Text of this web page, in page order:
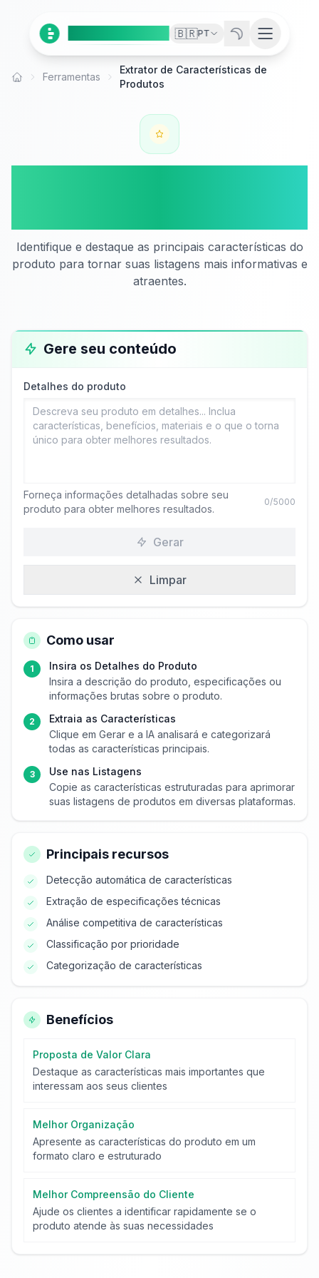
🇧🇷PT
Início Ferramentas
Extrator de Características de
Produtos
Identifique e destaque as principais características do
produto para tornar suas listagens mais informativas e
atraentes.
Gere seu conteúdo
Detalhes do produto
Forneça informações detalhadas sobre seu
produto para obter melhores resultados.
0/5000
Gerar
Limpar
Como usar
1
Insira os Detalhes do Produto
Insira a descrição do produto, especificações ou
informações brutas sobre o produto.
2
Extraia as Características
Clique em Gerar e a IA analisará e categorizará
todas as características principais.
3
Use nas Listagens
Copie as características estruturadas para aprimorar
suas listagens de produtos em diversas plataformas.
Principais recursos
Detecção automática de características
Extração de especificações técnicas
Análise competitiva de características
Classificação por prioridade
Categorização de características
Benefícios
Proposta de Valor Clara
Destaque as características mais importantes que
interessam aos seus clientes
Melhor Organização
Apresente as características do produto em um
formato claro e estruturado
Melhor Compreensão do Cliente
Ajude os clientes a identificar rapidamente se o
produto atende às suas necessidades